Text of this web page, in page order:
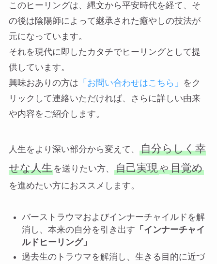
このヒーリングは、縄文から平安時代を経て、そ
の後は陰陽師によって継承された癒やしの技法が
元になっています。
それを現代に即したカタチでヒーリングとして提
供しています。
興味おありの方は 「お問い合わせはこちら」 をク
リックして連絡いただければ、さらに詳しい由来
や内容をご紹介します。
人生をより深い部分から変えて、 自分らしく幸
せな人生を送りたい方、 自己実現 や 目覚め
を進めたい方におススメします。
バーストラウマおよびインナーチャイルドを解
消し、本来の自分を引き出す 「インナーチャイ
ルドヒーリング」
過去生のトラウマを解消し、生きる目的に近づ